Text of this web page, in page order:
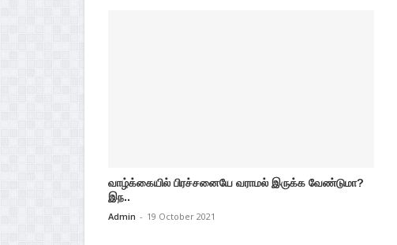
வாழ்க்கையில் பிரச்சனையே வராமல் இருக்க வேண்டுமா?
இந..
Admin - 19 October 2021